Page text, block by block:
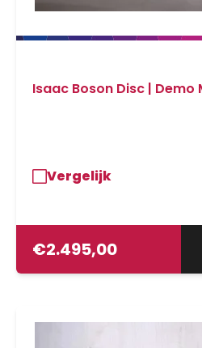
Isaac Boson Disc | Demo
Vergelijk
€2.495,00